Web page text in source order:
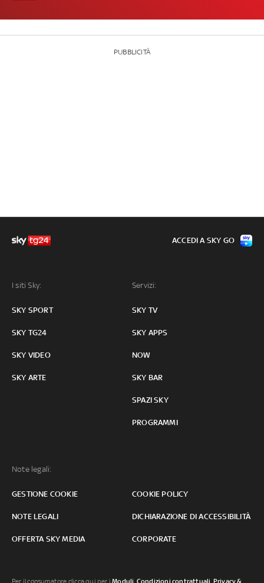
PUBBLICITÀ
I siti Sky:
SKY SPORT
SKY TG24
SKY VIDEO
SKY ARTE
Servizi:
SKY TV
SKY APPS
NOW
SKY BAR
SPAZI SKY
PROGRAMMI
Note legali:
GESTIONE COOKIE COOKIE POLICY
NOTE LEGALI DICHIARAZIONE DI ACCESSIBILITÀ
OFFERTA SKY MEDIA CORPORATE
ACCEDI A SKY GO
Per il consumatore clicca qui per iModuli, Condizioni contrattuali Privacy &